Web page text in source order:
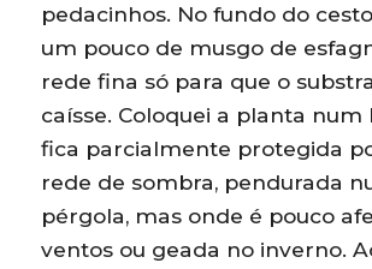
pedacinhos. No fundo do
um pouco de musgo de
rede fina só para que o
caísse. Coloquei a planta num
fica parcialmente protegida
rede de sombra, pendurada
pérgola, mas onde é pouco
ventos ou geada no inverno.